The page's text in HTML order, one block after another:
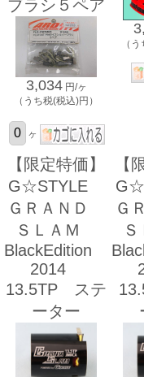
ブラシ５ペア
3,034 円/ヶ
（うち税(税込)円）
ヶ
（
【限定特価】
G☆STYLE
ＧＲＡＮＤ
ＳＬＡＭ
BlackEdition
2014
13.5TP ステ
ーター
【
Ｇ